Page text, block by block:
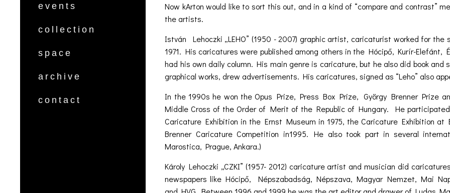
events
collection
space
archive
contact
Now kArton would like to sort this out, and in a kind of “compare and contrast”
the artists.
István Lehoczki „LEHO” (1950 - 2007) graphic artist, caricaturist worked for
1971. His caricatures were published among others in the Hócipő, Kurír-
had his own daily column. His main genre is caricature, but he also did book
graphical works, drew advertisements. His caricatures, signed as “Leho” also
In the 1990s he won the Opus Prize, Press Box Prize, György Brenner Prize
Middle Cross of the Order of Merit of the Republic of Hungary. He
Caricature Exhibition in the Ernst Museum in 1975, the Caricature Exhibition at
Brenner Caricature Competition in1995. He also took part in several
Marostica, Prague, Ankara.)
Károly Lehoczki „CZKI” (1957- 2012) caricature artist and musician did
newspapers like Hócipő, Népszabadság, Népszava, Magyar Nemzet, Mai